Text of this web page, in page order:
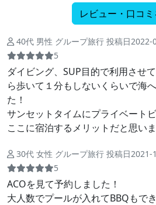
レビュー・口コ
40代 男性 グループ旅行 投稿日2022-
5
ダイビング、SUP目的で利用させ
ら歩いて１分もしないくらいで海
た！
サンセットタイムにプライベート
ここに宿泊するメリットだと思いま
30代 女性 グループ旅行 投稿日2021-
5
ACOを見て予約しました！
大人数でプールが入れてBBQもで